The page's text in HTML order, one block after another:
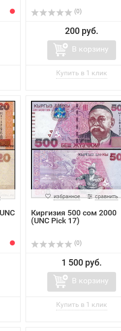
(0)
200 руб.
В корзину
избранное сравнить
Киргизия 500 сом 2000
(UNC Pick 17)
(0)
1 500 руб.
В корзину